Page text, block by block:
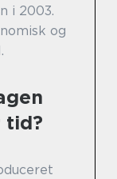
i 2003.
og
tid?